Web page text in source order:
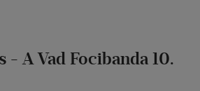
- A Vad Focibanda 10.